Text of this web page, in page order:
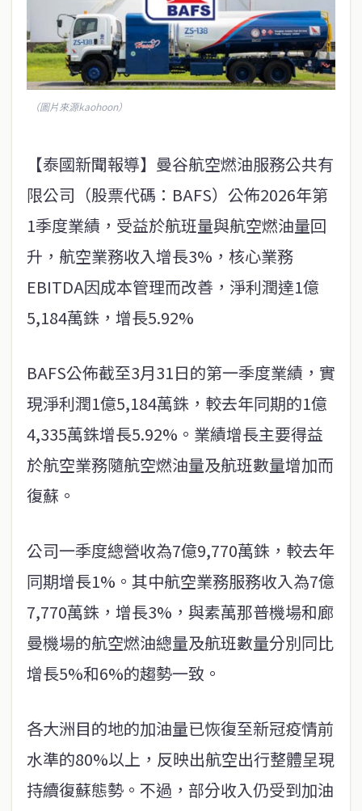
（圖片來源kaohoon）
【泰國新聞報導】曼谷航空燃油服務公共有
限公司（股票代碼：BAFS）公佈2026年第
1季度業績，受益於航班量與航空燃油量回
升，航空業務收入增長3%，核心業務
EBITDA因成本管理而改善，淨利潤達1億
5,184萬銖，增長5.92%
BAFS公佈截至3月31日的第一季度業績，實
現淨利潤1億5,184萬銖，較去年同期的1億
4,335萬銖增長5.92%。業績增長主要得益
於航空業務隨航空燃油量及航班數量增加而
復蘇。
公司一季度總營收為7億9,770萬銖，較去年
同期增長1%。其中航空業務服務收入為7億
7,770萬銖，增長3%，與素萬那普機場和廊
曼機場的航空燃油總量及航班數量分別同比
增長5%和6%的趨勢一致。
各大洲目的地的加油量已恢復至新冠疫情前
水準的80%以上，反映出航空出行整體呈現
持續復蘇態勢。不過，部分收入仍受到加油